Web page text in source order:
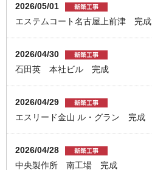
2026/05/01
エステムコート名古屋上前津 完成
2026/04/30
石田英 本社ビル 完成
2026/04/29
エスリード金山 ル・グラン 完成
2026/04/28
中央製作所 南工場 完成